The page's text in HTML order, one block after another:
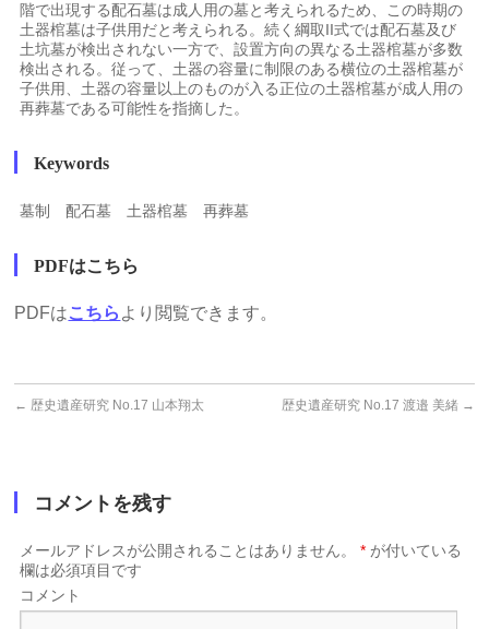
階で出現する配石墓は成人用の墓と考えられるため、この時期の
土器棺墓は子供用だと考えられる。続く綱取II式では配石墓及び
土坑墓が検出されない一方で、設置方向の異なる土器棺墓が多数
検出される。従って、土器の容量に制限のある横位の土器棺墓が
子供用、土器の容量以上のものが入る正位の土器棺墓が成人用の
再葬墓である可能性を指摘した。
Keywords
墓制 配石墓 土器棺墓 再葬墓
PDFはこちら
PDFはこちら より閲覧できます。
← 歴史遺産研究 No.17 山本翔太 歴史遺産研究 No.17 渡邉 美緒 →
コメントを残す
メールアドレスが公開されることはありません。 * が付いている
欄は必須項目です
コメント